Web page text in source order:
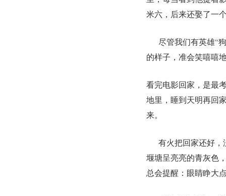
米六，后来还娶了一
尽管我们有英雄“
的样子，准会笑嘻嘻
看完电影回家，是最
地里，睡到天明再回
来。
有火把回家还好，
堰塘呈亮亮的青灰色
总会提醒：眼睛睁大